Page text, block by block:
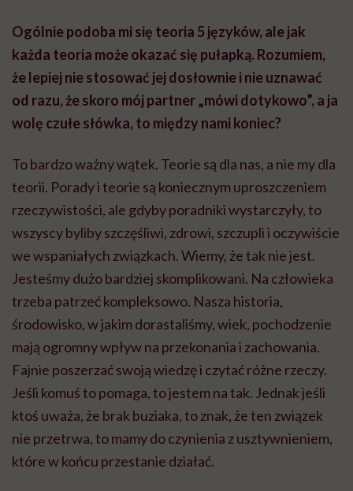
Ogólnie podoba mi się teoria 5 języków, ale jak
każda teoria może okazać się pułapką. Rozumiem,
że lepiej nie stosować jej dosłownie i nie uznawać
od razu, że skoro mój partner „mówi dotykowo”, a ja
wolę czułe słówka, to między nami koniec?
To bardzo ważny wątek. Teorie są dla nas, a nie my dla
teorii. Porady i teorie są koniecznym uproszczeniem
rzeczywistości, ale gdyby poradniki wystarczyły, to
wszyscy byliby szczęśliwi, zdrowi, szczupli i oczywiście
we wspaniałych związkach. Wiemy, że tak nie jest.
Jesteśmy dużo bardziej skomplikowani. Na człowieka
trzeba patrzeć kompleksowo. Nasza historia,
środowisko, w jakim dorastaliśmy, wiek, pochodzenie
mają ogromny wpływ na przekonania i zachowania.
Fajnie poszerzać swoją wiedzę i czytać różne rzeczy.
Jeśli komuś to pomaga, to jestem na tak. Jednak jeśli
ktoś uważa, że brak buziaka, to znak, że ten związek
nie przetrwa, to mamy do czynienia z usztywnieniem,
które w końcu przestanie działać.